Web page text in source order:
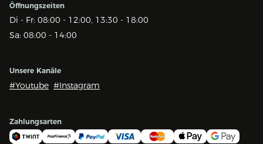
Öffnungszeiten
Di - Fr: 08:00 - 12:00, 13:30 - 18:00
Sa: 08:00 - 14:00
Unsere Kanäle
#Youtube #Instagram
Zahlungsarten